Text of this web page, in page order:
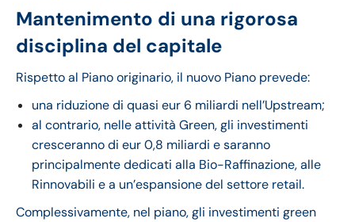
Mantenimento di una rigorosa
disciplina del capitale
Rispetto al Piano originario, il nuovo Piano prevede:
una riduzione di quasi eur 6 miliardi nell’Upstream;
al contrario, nelle attività Green, gli investimenti
cresceranno di eur 0,8 miliardi e saranno
principalmente dedicati alla Bio-Raffinazione, alle
Rinnovabili e a un’espansione del settore retail.
Complessivamente, nel piano, gli investimenti green